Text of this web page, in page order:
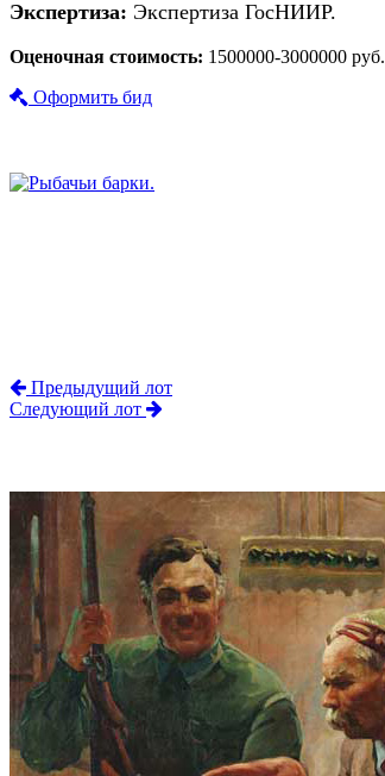
Экспертиза: Экспертиза ГосНИИР.
Оценочная стоимость: 1500000-3000000 руб.
Оформить бид
Предыдущий лот
Следующий лот